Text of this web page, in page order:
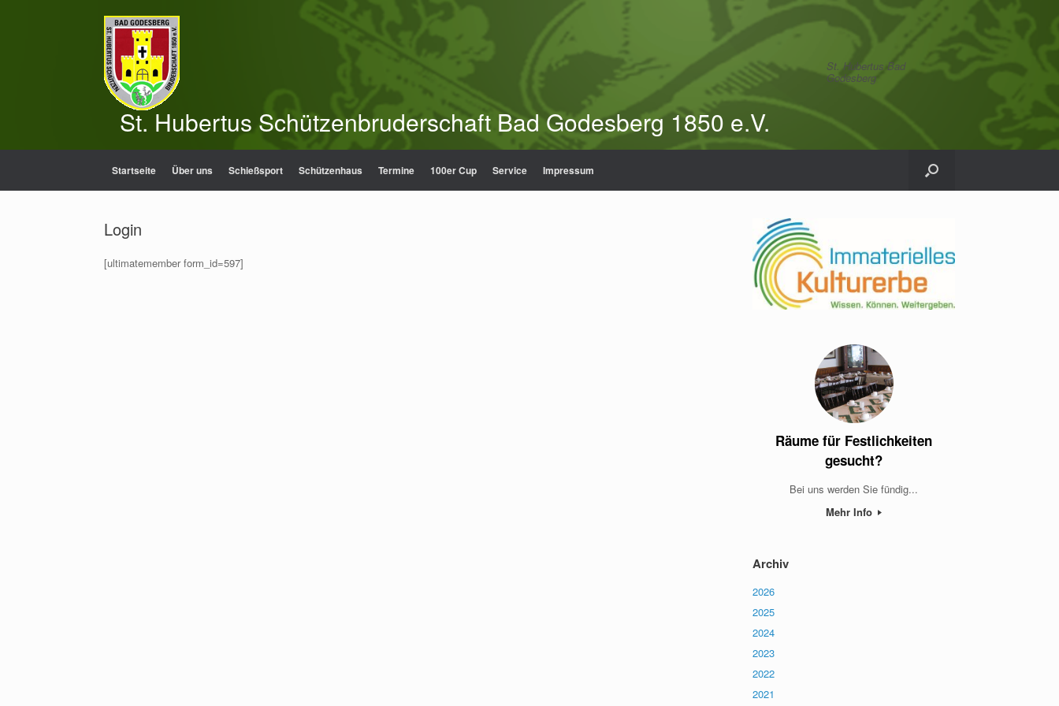
St. Hubertus Schützenbruderschaft Bad Godesberg 1850 e.V.
St. Hubertus Bad
Godesberg
Startseite Über uns Schießsport Schützenhaus Termine 100er Cup Service Impressum
Login
[ultimatemember form_id=597]
Räume für Festlichkeiten
gesucht?
Bei uns werden Sie fündig...
Mehr Info
Archiv
2026
2025
2024
2023
2022
2021